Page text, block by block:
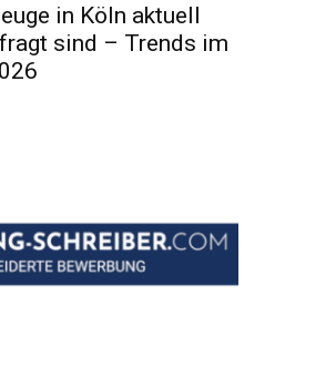
in Köln aktuell
sind – Trends im